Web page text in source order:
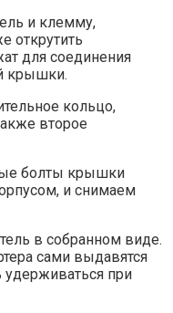
и клемму,
открутить
для соединения
крышки.
кольцо,
второе
болты крышки
и снимаем
в собранном виде.
сами выдавятся
при